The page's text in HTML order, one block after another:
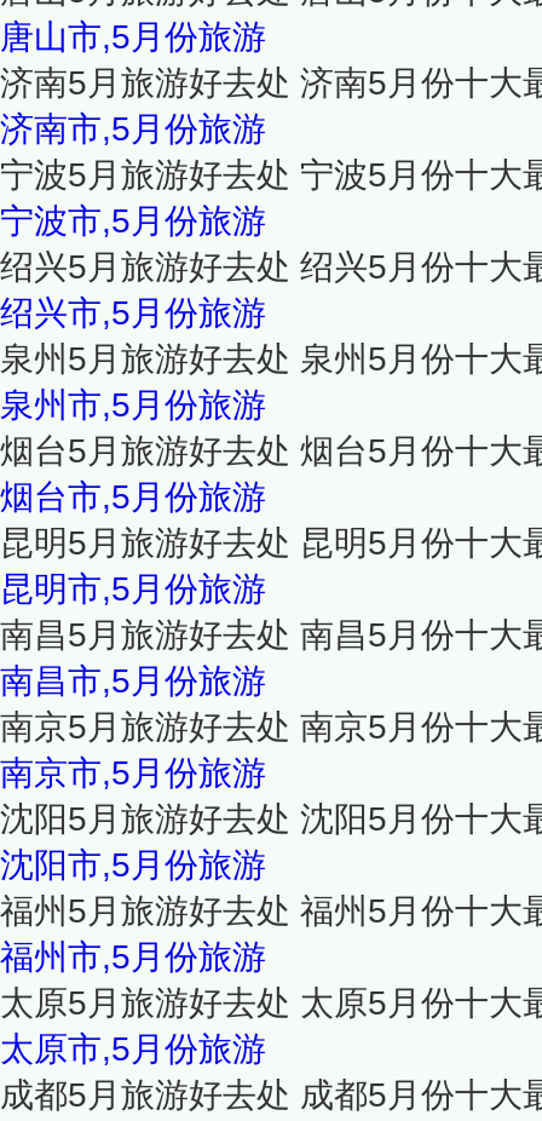
唐山市,5月份旅游
济南5月旅游好去处 济南5月份十大
济南市,5月份旅游
宁波5月旅游好去处 宁波5月份十大
宁波市,5月份旅游
绍兴5月旅游好去处 绍兴5月份十大
绍兴市,5月份旅游
泉州5月旅游好去处 泉州5月份十大
泉州市,5月份旅游
烟台5月旅游好去处 烟台5月份十大
烟台市,5月份旅游
昆明5月旅游好去处 昆明5月份十大
昆明市,5月份旅游
南昌5月旅游好去处 南昌5月份十大
南昌市,5月份旅游
南京5月旅游好去处 南京5月份十大
南京市,5月份旅游
沈阳5月旅游好去处 沈阳5月份十大
沈阳市,5月份旅游
福州5月旅游好去处 福州5月份十大
福州市,5月份旅游
太原5月旅游好去处 太原5月份十大
太原市,5月份旅游
成都5月旅游好去处 成都5月份十大